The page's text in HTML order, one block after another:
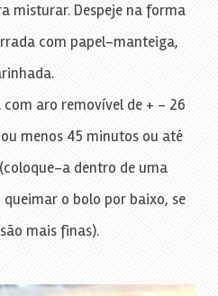
misturar. Despeje na forma
com papel-manteiga,
aro removível de + – 26
menos 45 minutos ou até
a dentro de uma
o bolo por baixo, se
mais finas).